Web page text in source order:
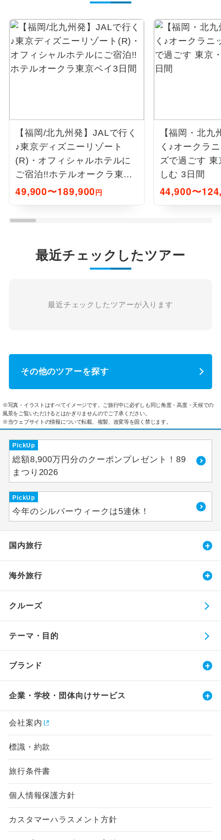
【福岡/北九州発】JALで行く
♪東京ディズニーリゾート
(R)・オフィシャルホテルに
ご宿泊!!ホテルオークラ東京
ベイ3日間
49,900〜189,900円
【福岡・北
く♪オークラ
ズで過ごす
しむ 3日間
44,900〜
最近チェックしたツアー
最近チェックしたツアーが入ります
その他のツアーを探す
※写真・イラストはすべてイメージです。ご旅行中に必ずしも同じ角度・高度・天候での
風景をご覧いただけるとはかぎりませんのでご了承ください。
※当ウェブサイトの情報について転載、複製、改変等を固く禁じます。
PickUp
総額8,900万円分のクーポンプレゼント！89
まつり2026
PickUp
今年のシルバーウィークは5連休！
国内旅行
海外旅行
クルーズ
テーマ・目的
ブランド
企業・学校・団体向けサービス
会社案内
標識・約款
旅行条件書
個人情報保護方針
カスタマーハラスメント方針